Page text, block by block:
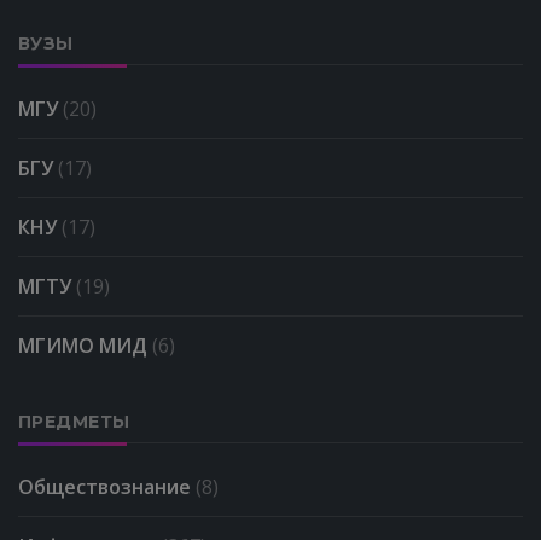
ВУЗЫ
МГУ(20)
БГУ(17)
КНУ(17)
МГТУ(19)
МГИМО МИД (6)
ПРЕДМЕТЫ
Обществознание (8)